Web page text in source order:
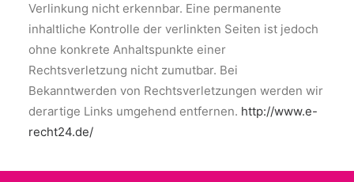
Verlinkung nicht erkennbar. Eine permanente
inhaltliche Kontrolle der verlinkten Seiten ist jedoch
ohne konkrete Anhaltspunkte einer
Rechtsverletzung nicht zumutbar. Bei
Bekanntwerden von Rechtsverletzungen werden wir
derartige Links umgehend entfernen. http://www.e-
recht24.de/